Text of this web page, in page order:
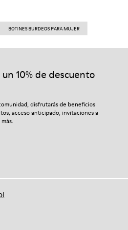
BOTINES BURDEOS PARA MUJER
10% de descuento
disfrutarás de beneficios
acceso anticipado, invitaciones a